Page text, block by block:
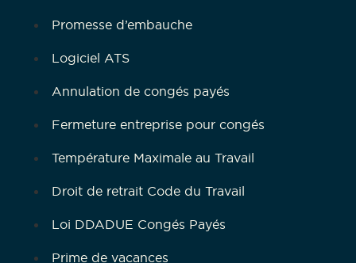
Promesse d’embauche
Logiciel ATS
Annulation de congés payés
Fermeture entreprise pour congés
Température Maximale au Travail
Droit de retrait Code du Travail
Loi DDADUE Congés Payés
Prime de vacances